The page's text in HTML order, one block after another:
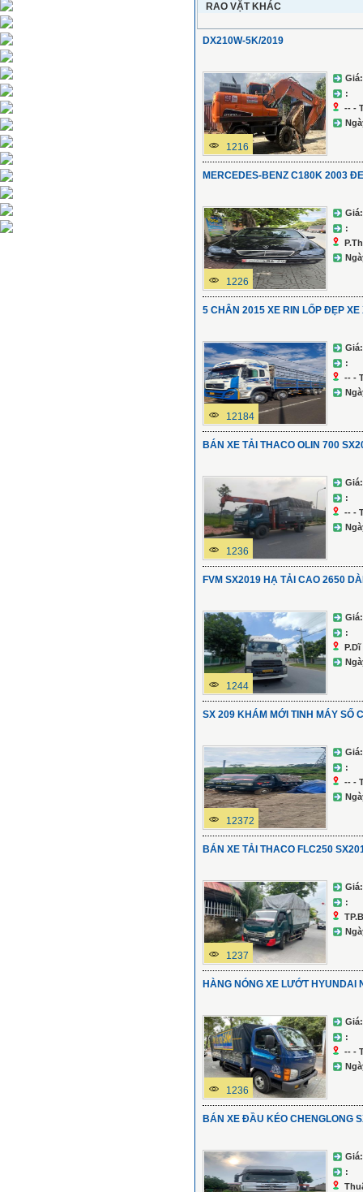
RAO VẶT KHÁC
DX210W-5K/2019
1216
Giá:
:
-- -
MERCEDES-BENZ C180K 2003
1226
Giá:
:
5 CHÂN 2015 XE RIN LỐP ĐẸP XE
12184
Giá:
:
-- -
BÁN XE TẢI THACO OLIN 700
1236
Giá:
:
-- -
FVM SX2019 HẠ TẢI CAO 2650
1244
Giá:
:
SX 209 KHÁM MỚI TINH MÁY SỐ
12372
Giá:
:
-- -
BÁN XE TẢI THACO FLC250
1237
Giá:
:
HÀNG NÓNG XE LƯỚT HYUNDAI
1236
Giá:
:
-- -
BÁN XE ĐẦU KÉO CHENGLONG
Giá:
: